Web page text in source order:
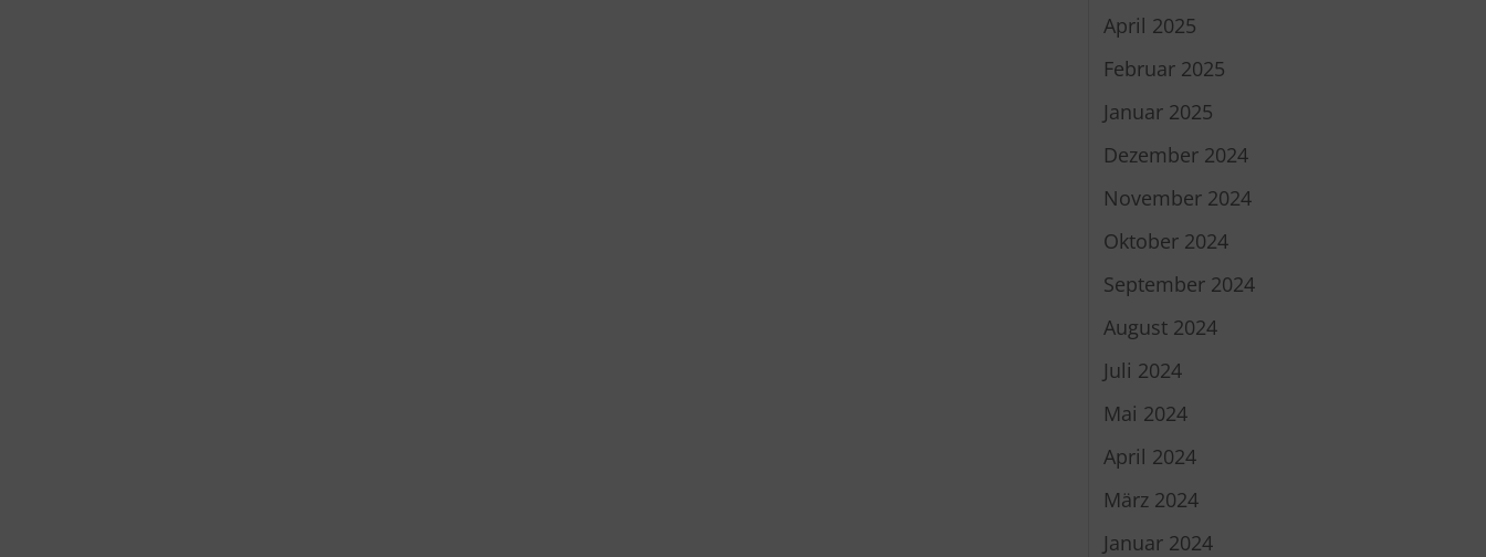
April 2025
Februar 2025
Januar 2025
Dezember 2024
November 2024
Oktober 2024
September 2024
August 2024
Juli 2024
Mai 2024
April 2024
März 2024
Januar 2024